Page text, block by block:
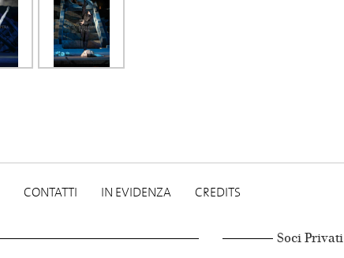
CONTATTI IN EVIDENZA CREDITS
Soci Privati